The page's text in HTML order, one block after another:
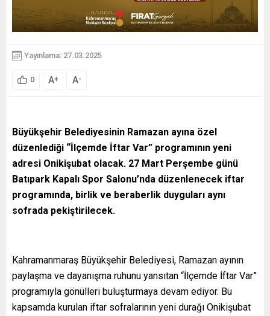
Yayınlama: 27.03.2025
0 A+ A-
Büyükşehir Belediyesinin Ramazan ayına özel
düzenlediği “İlçemde İftar Var” programının yeni
adresi Onikişubat olacak. 27 Mart Perşembe günü
Batıpark Kapalı Spor Salonu’nda düzenlenecek iftar
programında, birlik ve beraberlik duyguları aynı
sofrada pekiştirilecek.
Kahramanmaraş Büyükşehir Belediyesi, Ramazan ayının
paylaşma ve dayanışma ruhunu yansıtan “İlçemde İftar Var”
programıyla gönülleri buluşturmaya devam ediyor. Bu
kapsamda kurulan iftar sofralarının yeni durağı Onikişubat